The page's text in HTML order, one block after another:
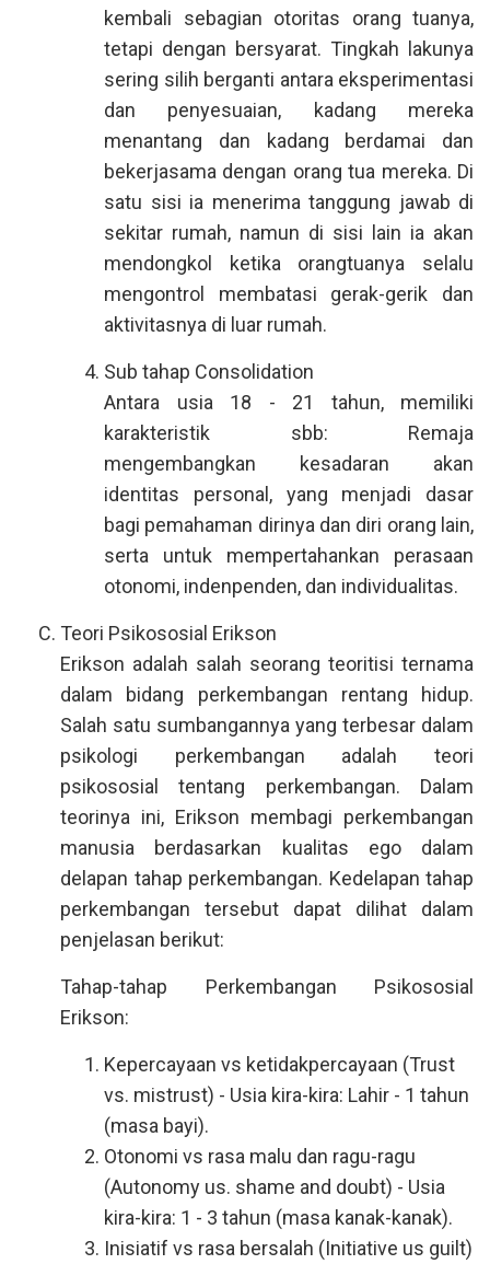
kembali sebagian otoritas orang tuanya,
tetapi dengan bersyarat. Tingkah lakunya
sering silih berganti antara eksperimentasi
dan penyesuaian, kadang mereka
menantang dan kadang berdamai dan
bekerjasama dengan orang tua mereka. Di
satu sisi ia menerima tanggung jawab di
sekitar rumah, namun di sisi lain ia akan
mendongkol ketika orangtuanya selalu
mengontrol membatasi gerak-gerik dan
aktivitasnya di luar rumah.
Sub tahap Consolidation
Antara usia 18 - 21 tahun, memiliki
karakteristik sbb: Remaja
mengembangkan kesadaran akan
identitas personal, yang menjadi dasar
bagi pemahaman dirinya dan diri orang lain,
serta untuk mempertahankan perasaan
otonomi, indenpenden, dan individualitas.
Teori Psikososial Erikson
Erikson adalah salah seorang teoritisi ternama
dalam bidang perkembangan rentang hidup.
Salah satu sumbangannya yang terbesar dalam
psikologi perkembangan adalah teori
psikososial tentang perkembangan. Dalam
teorinya ini, Erikson membagi perkembangan
manusia berdasarkan kualitas ego dalam
delapan tahap perkembangan. Kedelapan tahap
perkembangan tersebut dapat dilihat dalam
penjelasan berikut:
Tahap-tahap Perkembangan Psikososial
Erikson:
Kepercayaan vs ketidakpercayaan (Trust
vs. mistrust) - Usia kira-kira: Lahir - 1 tahun
(masa bayi).
Otonomi vs rasa malu dan ragu-ragu
(Autonomy us. shame and doubt) - Usia
kira-kira: 1 - 3 tahun (masa kanak-kanak).
Inisiatif vs rasa bersalah (Initiative us guilt)